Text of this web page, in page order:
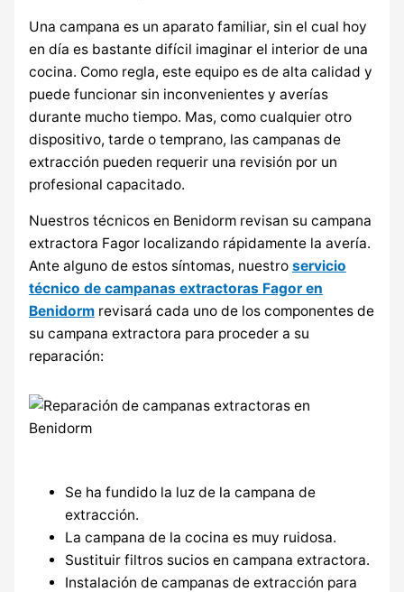
Una campana es un aparato familiar, sin el cual hoy
en día es bastante difícil imaginar el interior de una
cocina. Como regla, este equipo es de alta calidad y
puede funcionar sin inconvenientes y averías
durante mucho tiempo. Mas, como cualquier otro
dispositivo, tarde o temprano, las campanas de
extracción pueden requerir una revisión por un
profesional capacitado.
Nuestros técnicos en Benidorm revisan su campana
extractora Fagor localizando rápidamente la avería.
Ante alguno de estos síntomas, nuestro servicio
técnico de campanas extractoras Fagor en
Benidormrevisará cada uno de los componentes de
su campana extractora para proceder a su
reparación:
Se ha fundido la luz de la campana de
extracción.
La campana de la cocina es muy ruidosa.
Sustituir filtros sucios en campana extractora.
Instalación de campanas de extracción para